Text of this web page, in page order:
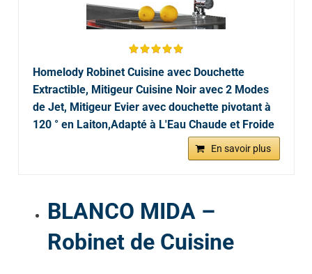
Homelody Robinet Cuisine avec Douchette
Extractible, Mitigeur Cuisine Noir avec 2 Modes
de Jet, Mitigeur Evier avec douchette pivotant à
120 ° en Laiton,Adapté à L'Eau Chaude et Froide
En savoir plus
BLANCO MIDA –
Robinet de Cuisine